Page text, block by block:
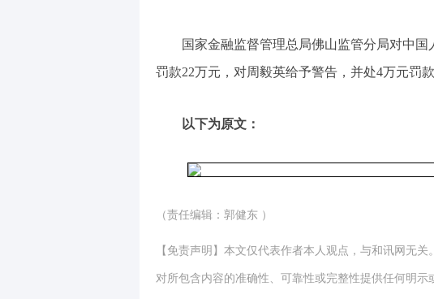
国家金融监督管理总局佛山监管分局对中
罚款22万元，对周毅英给予警告，并处4万元罚
以下为原文：
（责任编辑：郭健东 ）
【免责声明】本文仅代表作者本人观点，与和讯网无
对所包含内容的准确性、可靠性或完整性提供任何明